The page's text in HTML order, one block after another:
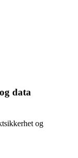
data
og